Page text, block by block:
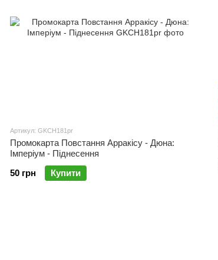
Артикул: GKCH181pr
Промокарта Повстання Арракісу - Дюна:
Імперіум - Піднесення
50 грн
Купити